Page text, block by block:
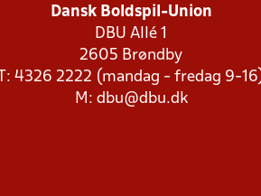
Dansk Boldspil-Union
DBU Allé 1
2605 Brøndby
T: 4326 2222 (mandag - fredag 9-
M: dbu@dbu.dk